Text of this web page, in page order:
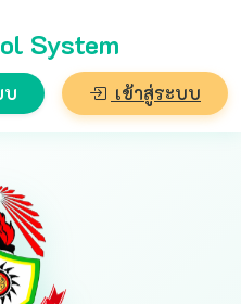
System
บ เข้าสู่ระบบ